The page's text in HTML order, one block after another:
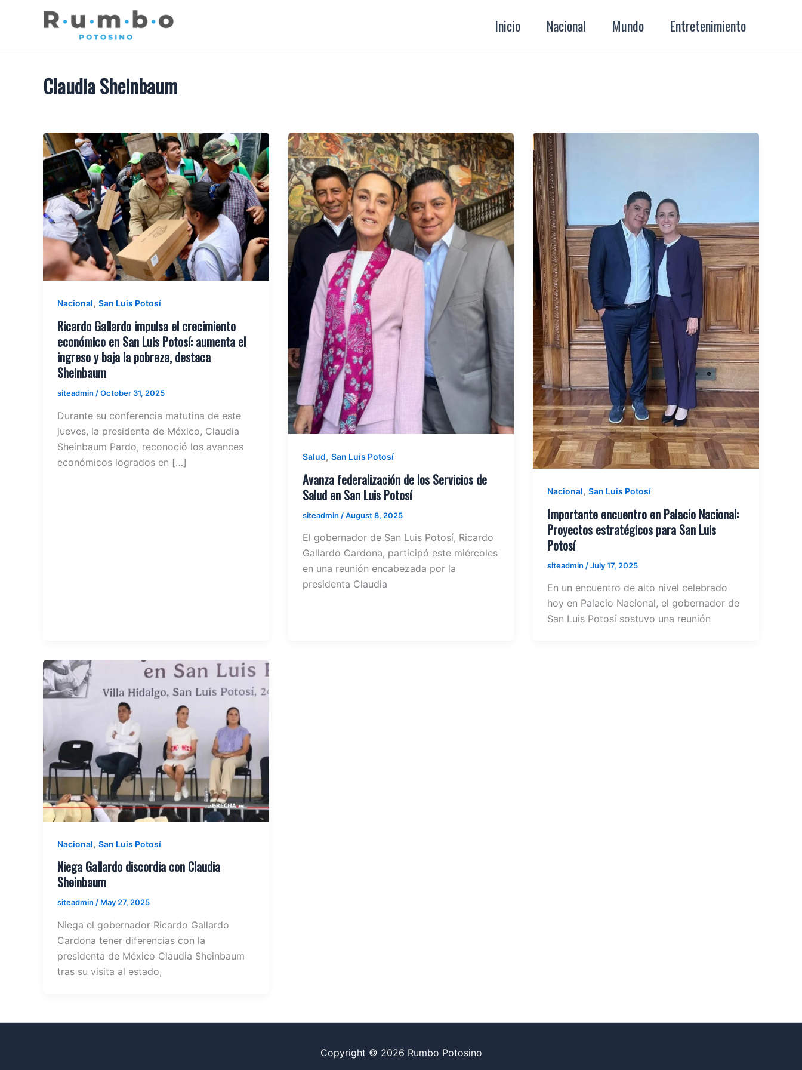
Inicio Nacional Mundo Entretenimiento
Claudia Sheinbaum
Nacional, San Luis Potosí
Ricardo Gallardo impulsa el crecimiento
económico en San Luis Potosí: aumenta el
ingreso y baja la pobreza, destaca
Sheinbaum
siteadmin /October 31, 2025
Durante su conferencia matutina de este
jueves, la presidenta de México, Claudia
Sheinbaum Pardo, reconoció los avances
económicos logrados en […]
Salud, San Luis Potosí
Avanza federalización de los Servicios de
Salud en San Luis Potosí
siteadmin /August 8, 2025
El gobernador de San Luis Potosí, Ricardo
Gallardo Cardona, participó este miércoles
en una reunión encabezada por la
presidenta Claudia
Nacional,San Luis Potosí
Importante encuentro en Palacio Nacional:
Proyectos estratégicos para San Luis
Potosí
siteadmin /July 17, 2025
En un encuentro de alto nivel celebrado
hoy en Palacio Nacional, el gobernador de
San Luis Potosí sostuvo una reunión
Nacional, San Luis Potosí
Niega Gallardo discordia con Claudia
Sheinbaum
siteadmin / May 27, 2025
Niega el gobernador Ricardo Gallardo
Cardona tener diferencias con la
presidenta de México Claudia Sheinbaum
tras su visita al estado,
Copyright © 2026 Rumbo Potosino